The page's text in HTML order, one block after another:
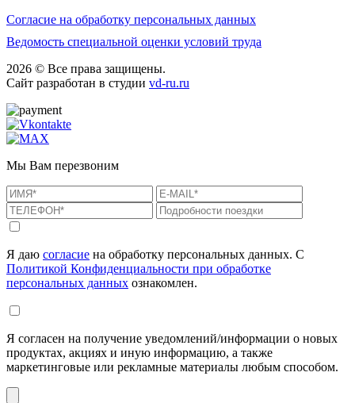
Согласие на обработку персональных данных
Ведомость специальной оценки условий труда
2026 © Все права защищены.
Сайт разработан в студии vd-ru.ru
Мы Вам перезвоним
Я даю согласие на обработку персональных данных. С
Политикой Конфиденциальности при обработке
персональных данных ознакомлен.
Я согласен на получение уведомлений/информации о новых
продуктах, акциях и иную информацию, а также
маркетинговые или рекламные материалы любым способом.